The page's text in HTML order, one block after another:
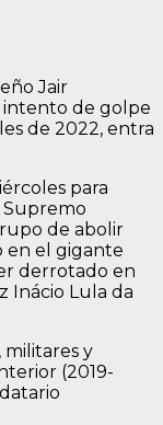
Jair
intento de golpe
de 2022, entra
para
de abolir
en el gigante
derrotado en
Inácio Lula da
militares y
(2019-